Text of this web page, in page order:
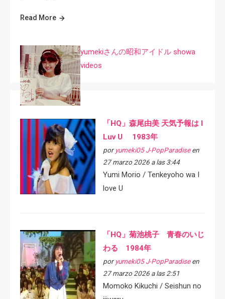
Read More
yumekiさんの昭和アイドル showa
videos
「HQ」森尾由美 天気予報は I
Luv U 1983年
por yumeki05 J-PopParadiseen
27 marzo 2026 a las 3:44
Yumi Morio / Tenkeyoho wa I
love U
「HQ」菊池桃子 青春のいじ
わる 1984年
por yumeki05 J-PopParadiseen
27 marzo 2026 a las 2:51
Momoko Kikuchi / Seishun no